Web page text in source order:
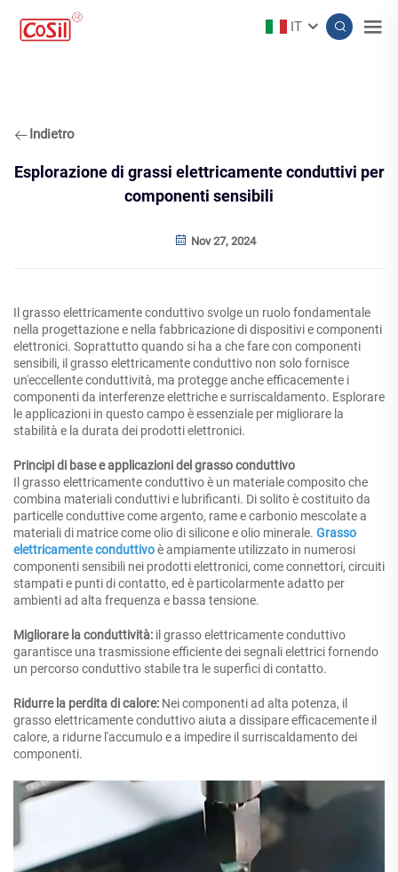
IT
Indietro
Esplorazione di grassi elettricamente conduttivi per
componenti sensibili
Nov 27, 2024
Il grasso elettricamente conduttivo svolge un ruolo fondamentale
nella progettazione e nella fabbricazione di dispositivi e componenti
elettronici. Soprattutto quando si ha a che fare con componenti
sensibili, il grasso elettricamente conduttivo non solo fornisce
un'eccellente conduttività, ma protegge anche efficacemente i
componenti da interferenze elettriche e surriscaldamento. Esplorare
le applicazioni in questo campo è essenziale per migliorare la
stabilità e la durata dei prodotti elettronici.
Principi di base e applicazioni del grasso conduttivo
Il grasso elettricamente conduttivo è un materiale composito che
combina materiali conduttivi e lubrificanti. Di solito è costituito da
particelle conduttive come argento, rame e carbonio mescolate a
materiali di matrice come olio di silicone e olio minerale. Grasso
elettricamente conduttivoè ampiamente utilizzato in numerosi
componenti sensibili nei prodotti elettronici, come connettori, circuiti
stampati e punti di contatto, ed è particolarmente adatto per
ambienti ad alta frequenza e bassa tensione.
Migliorare la conduttività: il grasso elettricamente conduttivo
garantisce una trasmissione efficiente dei segnali elettrici fornendo
un percorso conduttivo stabile tra le superfici di contatto.
Ridurre la perdita di calore: Nei componenti ad alta potenza, il
grasso elettricamente conduttivo aiuta a dissipare efficacemente il
calore, a ridurne l'accumulo e a impedire il surriscaldamento dei
componenti.